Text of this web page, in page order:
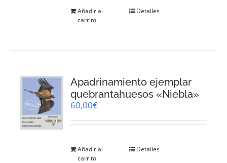
Añadir al
carrito
Detalles
Apadrinamiento ejemplar
quebrantahuesos «Niebla»
60,00€
Añadir al
carrito
Detalles